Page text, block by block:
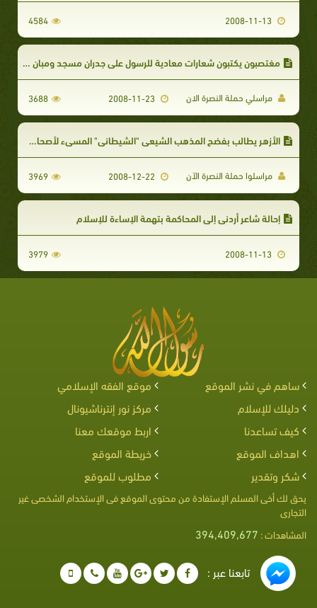
4584
مغتصبون يكتبون شعارات معادية للرسول على جدران مسجد ومبان بالخليل
مراسلي حملة النصرة الان 2008-11-23
3688
الأزهر يطالب بفضح المذهب الشيعي "الشيطاني" المسيء لأصحاب النبي
مراسلوا حملة النصرة الآن 3969
إحالة شاعر أردني إلى المحاكمة بتهمة الإساءة للإسلام
3979
ساهم في نشر الموقع
موقع الفقه الإسلامي
دليلك للإسلام
مركز نور إنترناشيونال
كيف تساعدنا
اربط موقعك معنا
اهداف الموقع
خريطة الموقع
شكر وتقدير
مطلوب للموقع
يحق لك أخى المسلم الإستفادة من محتوى الموقع فى الإستخدام الشخصى غير
التجارى
المشاهدات : 394,409,677
تابعنا عبر :